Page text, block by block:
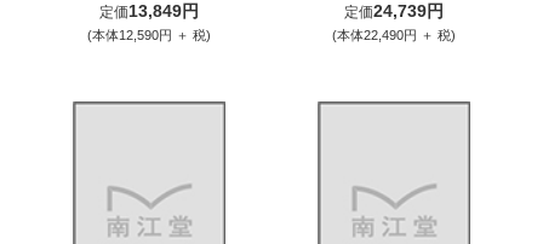
定価13,849円
(本体12,590円 ＋ 税)
定価24,739円
(本体22,490円 ＋ 税)